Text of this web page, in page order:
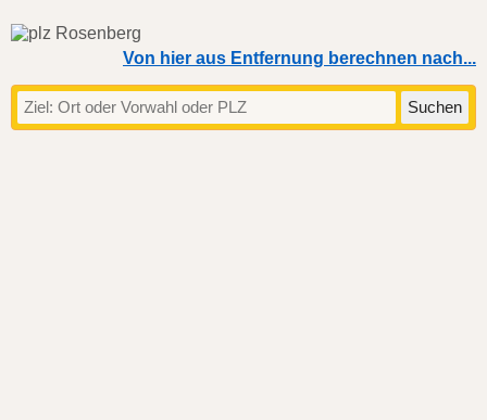
Von hier aus Entfernung berechnen nach...